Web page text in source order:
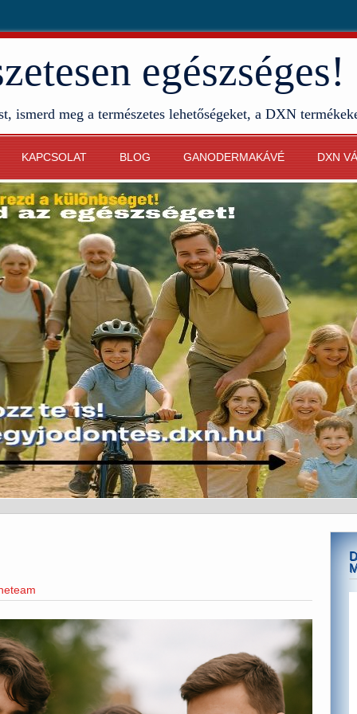
egészséges!
ismerd meg a természetes lehetőségeket, a DXN
KAPCSOLAT BLOG GANODERMAKÁVÉ DXN